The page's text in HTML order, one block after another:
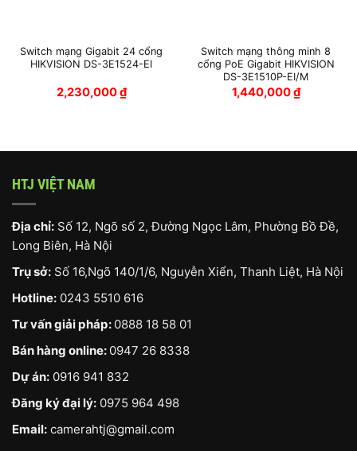
Switch mạng Gigabit 24 cổng
HIKVISION DS-3E1524-EI
2,230,000₫
Switch mạng thông minh 8
cổng PoE Gigabit HIKVISION
DS-3E1510P-EI/M
1,440,000₫
HTJ VIỆT NAM
Địa chỉ: Số 12, Ngõ số 2, Đường Ngọc Lâm, Phường Bồ Đề,
Long Biên, Hà Nội
Trụ sở: Số 16,Ngõ 140/1/6, Nguyễn Xiển, Thanh Liệt, Hà Nội
Hotline: 0243 5510 616
Tư vấn giải pháp: 0888 18 58 01
Bán hàng online: 0947 26 8338
Dự án: 0916 941 832
Đăng ký đại lý: 0975 964 498
Email: camerahtj@gmail.com